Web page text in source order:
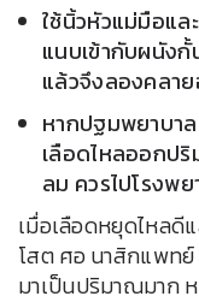
ใช้นิ้วหัวแม่มือแล
แนบเข้ากับผนังกั้
แล้วจึงลองคลาย
หากปฐมพยาบา
เลือดไหลออกป
ลม ควรไปโรงพ
เมื่อเลือดหยุดไหล
โสต ศอ นาสิกแพทย์
มาเป็นปริมาณมาก